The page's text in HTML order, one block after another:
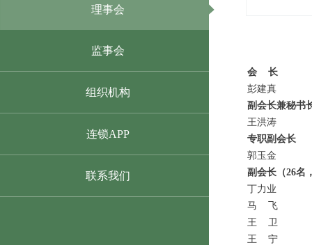
理事会
监事会
组织机构
连锁APP
联系我们
会
长
彭建真
副会长兼秘书
王洪涛
专职副会长
郭玉金
副会长（26名
丁力业
马
飞
王
卫
王
宁